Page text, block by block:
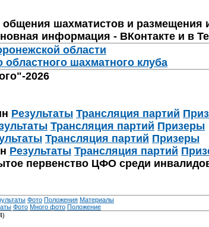
шахматистов и
информация - ВКонтакте и в
области
областного шахматного клуба
2026
Результаты Трансляция партий
Трансляция партий Призеры
Трансляция партий Призеры
Результаты Трансляция партий
первенство ЦФО среди
Фото Положения Материалы
Фото Много фото Положение